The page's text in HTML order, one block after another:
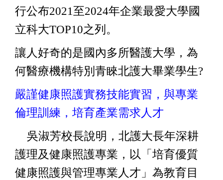
行公布2021至2024年企業最愛大學國
立科大TOP10之列。
讓人好奇的是國內多所醫護大學，為
何醫療機構特別青睞北護大畢業學生?
嚴謹健康照護實務技能實習，與專業
倫理訓練，培育產業需求人才
吳淑芳校長說明，北護大長年深耕
護理及健康照護專業，以「培育優質
健康照護與管理專業人才」為教育目